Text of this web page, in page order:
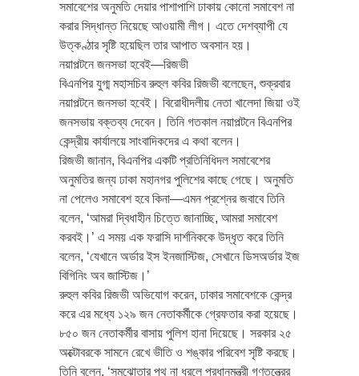
সমাবেশের অনুমতি দেয়ার পাশাপাশি ঢাকায় কোনো সমাবেশ না
করার সিদ্ধান্ত নিয়েছে আওয়ামী লীগ। এতে দেশব্যাপী যে
উত্কণ্ঠার সৃষ্টি হয়েছিল তার আপাত অবসান হয়।
নয়াপল্টনে জনসভা হবেই—রিজভী
বিএনপির যুগ্ম মহাসচিব রুহুল কবির রিজভী বলেছেন, শুক্রবার
নয়াপল্টনে জনসভা হবেই। বিরোধীদলীয় নেতা খালেদা জিয়া ওই
জনসভায় বক্তব্য দেবেন। তিনি গতকাল নয়াপল্টনে বিএনপির
কেন্দ্রীয় কার্যালয়ে সাংবাদিকদের এ কথা বলেন।
রিজভী জানান, বিএনপির একটি প্রতিনিধিদল সমাবেশের
অনুমতির জন্য ঢাকা মহানগর পুলিশের কাছে গেছে। অনুমতি
না পেলেও সমাবেশ হবে কিনা—এমন প্রশ্নের জবাবে তিনি
বলেন, ‘আমরা দ্বিধাহীন চিত্তে জানাচ্ছি, আমরা সমাবেশ
করবই।’ এ সময় এক ফরাসি দার্শনিককে উদ্ধৃত করে তিনি
বলেন, ‘যেখানে অর্ডার ইস ইনজাস্টিজ, সেখানে ডিসঅর্ডার ইজ
বিগিনিং অব জাস্টিজ।’
রুহুল কবির রিজভী অভিযোগ করেন, ঢাকার সমাবেশকে কেন্দ্র
করে এর মধ্যে ১২৯ জন নেতাকর্মীকে গ্রেফতার করা হয়েছে।
৮৫০ জন নেতাকর্মীর বাসায় পুলিশ হানা দিয়েছে। সরকার ২৫
অক্টোবরকে সামনে রেখে ভীতি ও শঙ্কার পরিবেশ সৃষ্টি করছে।
তিনি বলেন, ‘সমঝোতার পথ না ধরলে প্রধানমন্ত্রী গণতন্ত্রের